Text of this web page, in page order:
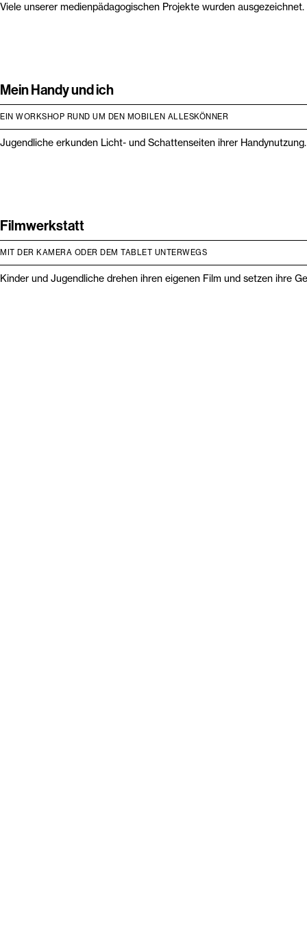
Viele unserer medienpädagogischen Projekte wurden ausgezeichnet.
Mein Handy und ich
EIN WORKSHOP RUND UM DEN MOBILEN ALLESKÖNNER
Jugendliche erkunden Licht- und Schattenseiten ihrer Handynutzung.
Filmwerkstatt
MIT DER KAMERA ODER DEM TABLET UNTERWEGS
Kinder und Jugendliche drehen ihren eigenen Film und setzen ihre